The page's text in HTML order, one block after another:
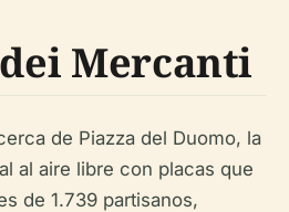
Mercanti
de Piazza del Duomo, la
al aire libre con placas que
de 1.739 partisanos,